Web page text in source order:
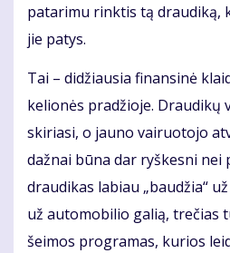
patarimu rinktis tą draudiką,
jie patys.
Tai – didžiausia finansinė
kelionės pradžioje. Draudikų
skiriasi, o jauno vairuotojo
dažnai būna dar ryškesni nei
draudikas labiau „baudžia“
už automobilio galią, trečias
šeimos programas, kurios